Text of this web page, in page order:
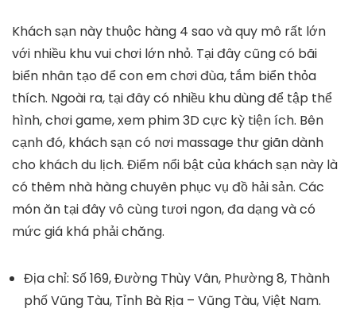
Khách sạn này thuộc hàng 4 sao và quy mô rất lớn
với nhiều khu vui chơi lớn nhỏ. Tại đây cũng có bãi
biển nhân tạo để con em chơi đùa, tắm biển thỏa
thích. Ngoài ra, tại đây có nhiều khu dùng để tập thể
hình, chơi game, xem phim 3D cực kỳ tiện ích. Bên
cạnh đó, khách sạn có nơi massage thư giãn dành
cho khách du lịch. Điểm nổi bật của khách sạn này là
có thêm nhà hàng chuyên phục vụ đồ hải sản. Các
món ăn tại đây vô cùng tươi ngon, đa dạng và có
mức giá khá phải chăng.
Địa chỉ: Số 169, Đường Thùy Vân, Phường 8, Thành
phố Vũng Tàu, Tỉnh Bà Rịa – Vũng Tàu, Việt Nam.